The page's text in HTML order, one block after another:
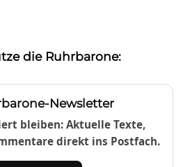
die Ruhrbarone:
Newsletter
bleiben: Aktuelle Texte,
direkt ins Postfach.